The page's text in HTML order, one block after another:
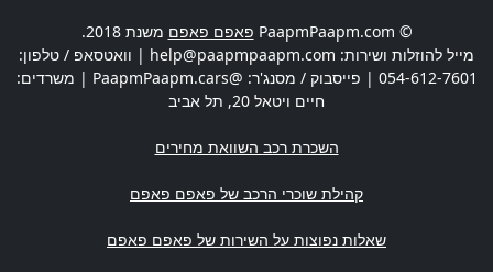
© PaapmPaapm.com פאפם פאפם משנת 2018.
מייל להוזלות ושירות: help@paapmpaapm.com | וואטסאפ / טלפון:
054-612-7601 | פייסבוק / מסנג'ר: @PaapmPaapm.cars | משרדים:
חיים ויטאל 20
, תל אביב
השכרת רכב השוואת מחירים
קהילת שוכרי הרכב של פאפם פאפם
שאלות נפוצות על השירות של פאפם פאפם